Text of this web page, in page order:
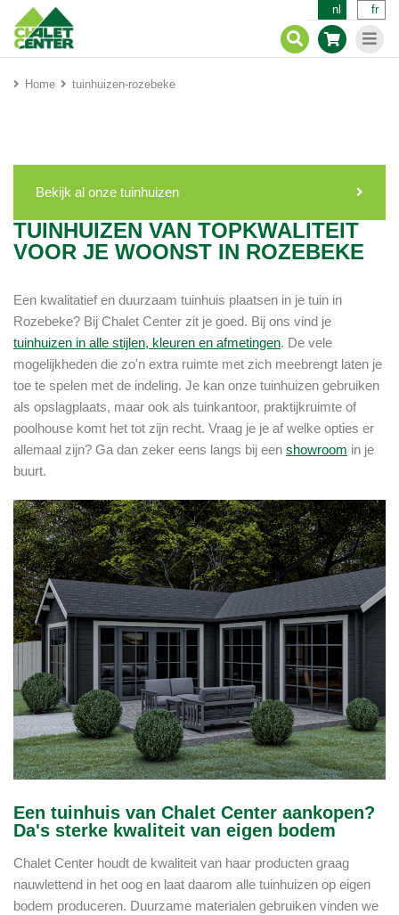
nl fr
Home tuinhuizen-rozebeke
Bekijk al onze tuinhuizen
TUINHUIZEN VAN TOPKWALITEIT
VOOR JE WOONST IN ROZEBEKE
Een kwalitatief en duurzaam tuinhuis plaatsen in je tuin in
Rozebeke? Bij Chalet Center zit je goed. Bij ons vind je
tuinhuizen in alle stijlen, kleuren en afmetingen. De vele
mogelijkheden die zo'n extra ruimte met zich meebrengt laten je
toe te spelen met de indeling. Je kan onze tuinhuizen gebruiken
als opslagplaats, maar ook als tuinkantoor, praktijkruimte of
poolhouse komt het tot zijn recht. Vraag je je af welke opties er
allemaal zijn? Ga dan zeker eens langs bij een showroom in je
buurt.
Een tuinhuis van Chalet Center aankopen?
Da's sterke kwaliteit van eigen bodem
Chalet Center houdt de kwaliteit van haar producten graag
nauwlettend in het oog en laat daarom alle tuinhuizen op eigen
bodem produceren. Duurzame materialen gebruiken vinden we